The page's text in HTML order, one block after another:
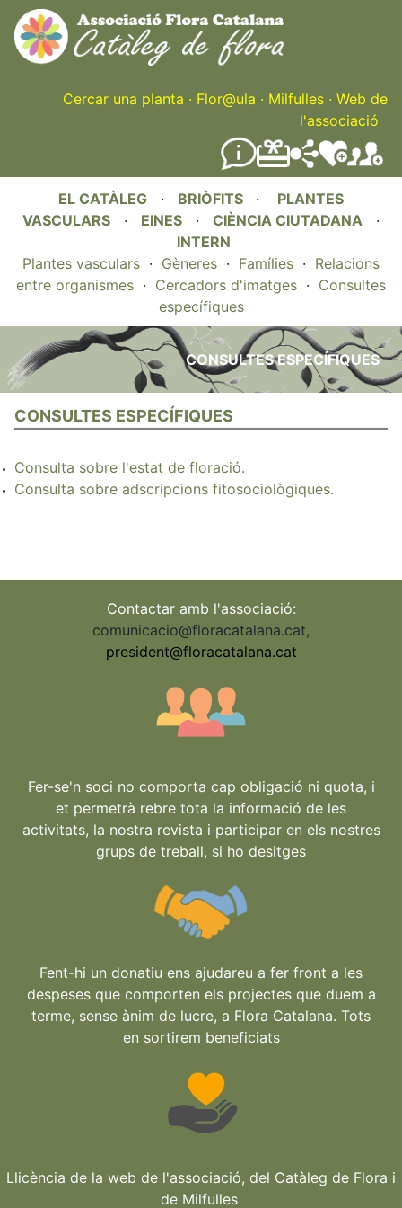
Skip
to
main
content
Cercar una planta · Flor@ula · Milfulles · Web de
l'associació
EL CATÀLEG · BRIÒFITS · PLANTES
VASCULARS · EINES · CIÈNCIA CIUTADANA ·
INTERN
Plantes vasculars · Gèneres · Famílies · Relacions
entre organismes · Cercadors d'imatges · Consultes
específiques
CONSULTES ESPECÍFIQUES
CONSULTES ESPECÍFIQUES
Consulta sobre l'estat de floració.
Consulta sobre adscripcions fitosociològiques.
Contactar amb l'associació:
comunicacio@floracatalana.cat,
president@floracatalana.cat
Fer-se'n soci no comporta cap obligació ni quota, i
et permetrà rebre tota la informació de les
activitats, la nostra revista i participar en els nostres
grups de treball, si ho desitges
Fent-hi un donatiu ens ajudareu a fer front a les
despeses que comporten els projectes que duem a
terme, sense ànim de lucre, a Flora Catalana. Tots
en sortirem beneficiats
Llicència de la web de l'associació, del Catàleg de Flora i
de Milfulles